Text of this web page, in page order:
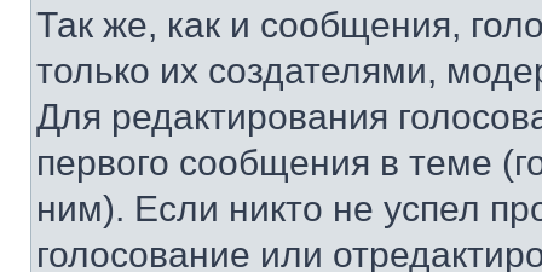
Так же, как и сообщения,
только их создателями,
Для редактирования
первого сообщения в теме
ним). Если никто не успел
голосование или